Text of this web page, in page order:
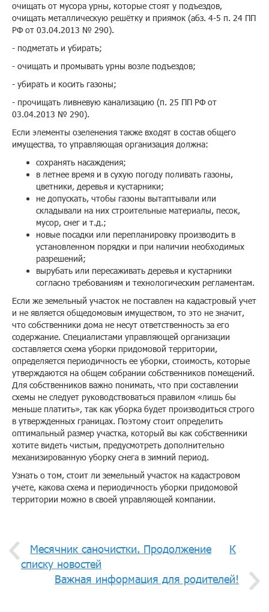
очищать от мусора урны, которые стоят у подъездов,
очищать металлическую решётку и приямок (абз. 4-5 п. 24 ПП
РФ от 03.04.2013 № 290).
- подметать и убирать;
- очищать и промывать урны возле подъездов;
- убирать и косить газоны;
- прочищать ливневую канализацию (п. 25 ПП РФ от
03.04.2013 № 290).
Если элементы озеленения также входят в состав общего
имущества, то управляющая организация должна:
сохранять насаждения;
в летнее время и в сухую погоду поливать газоны,
цветники, деревья и кустарники;
не допускать, чтобы газоны вытаптывали или
складывали на них строительные материалы, песок,
мусор, снег и т.д.;
новые посадки или перепланировку производить в
установленном порядки и при наличии необходимых
разрешений;
вырубать или пересаживать деревья и кустарники
согласно требованиям и технологическим регламентам.
Если же земельный участок не поставлен на кадастровый учет
и не является общедомовым имуществом, то это не значит,
что собственники дома не несут ответственность за его
содержание. Специалистами управляющей организации
составляется схема уборки придомовой территории,
определяется периодичность ее уборки, стоимость, которые
утверждаются на общем собрании собственников помещений.
Для собственников важно понимать, что при составлении
схемы не следует руководствоваться правилом «лишь бы
меньше платить», так как уборка будет производиться строго
в утвержденных границах. Поэтому стоит определить
оптимальный размер участка, который вы как собственники
хотите видеть чистым, предусмотреть дополнительно
механизированную уборку снега в зимний период.
Узнать о том, стоит ли земельный участок на кадастровом
учете, какова схема и периодичность уборки придомовой
территории можно в своей управляющей компании.
Месячник саночистки. Продолжение
К
списку новостей
Важная информация для родителей!